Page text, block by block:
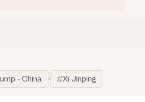
- China · Xi Jinping